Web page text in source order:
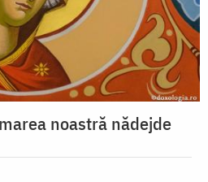
noastră nădejde